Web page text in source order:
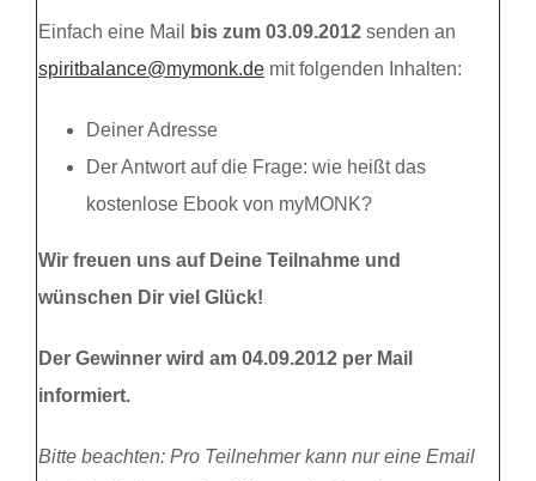
Einfach eine Mail bis zum 03.09.2012 senden an
spiritbalance@mymonk.de mit folgenden Inhalten:
Deiner Adresse
Der Antwort auf die Frage: wie heißt das
kostenlose Ebook von myMONK?
Wir freuen uns auf Deine Teilnahme und
wünschen Dir viel Glück!
Der Gewinner wird am 04.09.2012 per Mail
informiert.
Bitte beachten: Pro Teilnehmer kann nur eine Email